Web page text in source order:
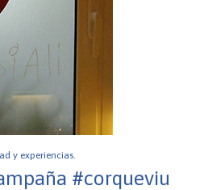
y experiencias.
#corqueviu